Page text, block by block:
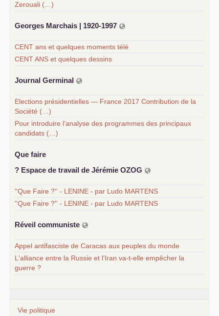
Zerouali (…)
Georges Marchais | 1920-1997
CENT ans et quelques moments télé
CENT ANS et quelques dessins
Journal Germinal
Elections présidentielles — France 2017 Contribution de la
Société (…)
Pour introduire l’analyse des programmes des principaux
candidats (…)
Que faire
? Espace de travail de Jérémie OZOG
''Que Faire ?'' - LENINE - par Ludo MARTENS
''Que Faire ?'' - LENINE - par Ludo MARTENS
Réveil communiste
Appel antifasciste de Caracas aux peuples du monde
L'alliance entre la Russie et l'Iran va-t-elle empêcher la
guerre ?
Vie politique